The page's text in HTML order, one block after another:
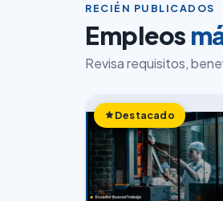
RECIÉN PUBLICADOS
Empleos
Revisa requisitos,
Destacado